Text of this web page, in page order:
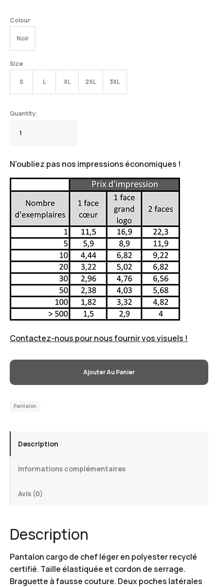
Colour
Noir
Size
S L XL 2XL 3XL
N'oubliez pas nos impressions économiques !
Contactez-nous pour nous fournir vos visuels !
Ajouter Au Panier
Pantalon
Description
Informations complémentaires
Avis (0)
Description
Pantalon cargo de chef léger en polyester recyclé
certifié. Taille élastiquée et cordon de serrage.
Braguette à fausse couture. Deux poches latérales